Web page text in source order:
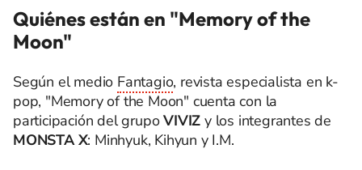
Quiénes están en "Memory of the
Moon"
Según el medio Fantagio, revista especialista en k-
pop, "Memory of the Moon" cuenta con la
participación del grupoVIVIZy los integrantes de
MONSTA X: Minhyuk, Kihyun y I.M.